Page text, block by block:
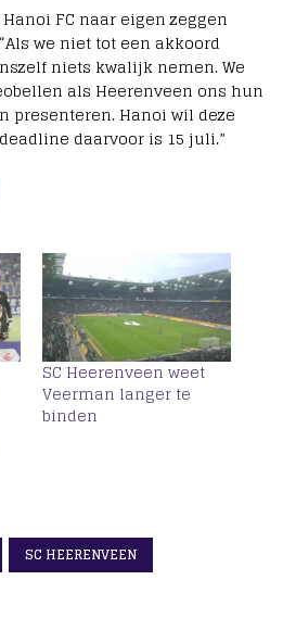
FC naar eigen zeggen
we niet tot een akkoord
niets kwalijk nemen. We
als Heerenveen ons hun
presenteren. Hanoi wil deze
daarvoor is 15 juli.”
SC Heerenveen weet
Veerman langer te
binden
SC HEERENVEEN